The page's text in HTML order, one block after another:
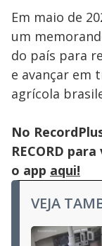
Em maio de
um
do país para
e avançar em
agrícola
No
RECORD
o app aqui!
VEJA